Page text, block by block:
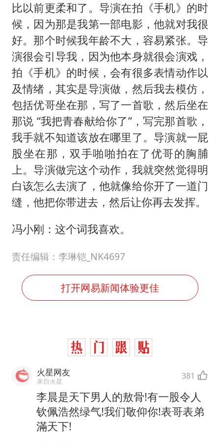
比以前更柔和了。导演在拍《手机》的时
候，因为那是我第一部电影，他就对我很
好。那个时候我年龄不大，容易紧张。导
演很会引导我，因为他本身就很会演戏，
拍《手机》的时候，会有很多表情动作以
及情绪，其实是导演做，然后我去模仿，
包括优哥坐在那，写了一首歌，然后坐在
那说 “我把青春献给你了”，写完那首歌，
我手就不知道该放在哪里了。导演就一屁
股坐在那，双手啪啪拍在了优哥的胸脯
上。导演做完这个动作，我就突然觉得明
白该怎么去演了，他就像给你开了一道门
缝，他把你带进去，然后让你再去发挥。
冯小刚：这个词我喜欢。
责任编辑：李琳铠_NK4697
打开网易新闻体验更佳
火星网友
来自火星 381
李晨是天下男人的敖骨!有一股令人
钦佩浩然绿气!我们敬仰你!表哥表弟
滿天下!